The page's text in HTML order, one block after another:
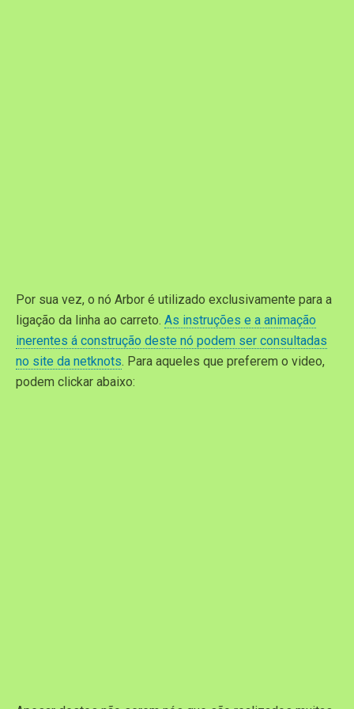
Por sua vez, o nó Arbor é utilizado exclusivamente para a
ligação da linha ao carreto. As instruções e a animação
inerentes á construção deste nó podem ser consultadas
no site da netknots. Para aqueles que preferem o video,
podem clickar abaixo: